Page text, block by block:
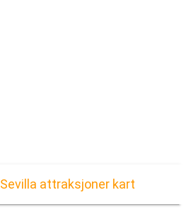
Sevilla attraksjoner kart